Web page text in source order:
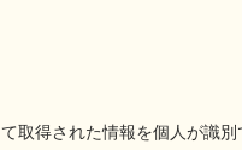
取得された情報を個人が識